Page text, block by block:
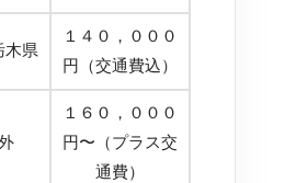
木県
１４０，０００
円（交通費込）
１６０，０００
円〜（プラス交
通費）